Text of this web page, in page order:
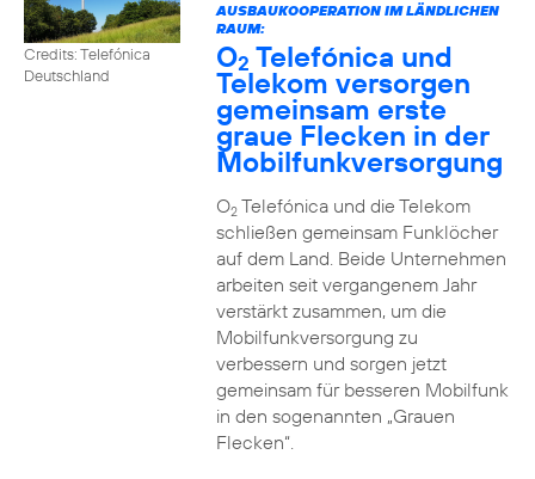
Credits: Telefónica
Deutschland
AUSBAUKOOPERATION IM LÄNDLICHEN
RAUM:
O2 Telefónica und
Telekom versorgen
gemeinsam erste
graue Flecken in der
Mobilfunkversorgung
O2Telefónica und die Telekom
schließen gemeinsam Funklöcher
auf dem Land. Beide Unternehmen
arbeiten seit vergangenem Jahr
verstärkt zusammen, um die
Mobilfunkversorgung zu
verbessern und sorgen jetzt
gemeinsam für besseren Mobilfunk
in den sogenannten „Grauen
Flecken“.